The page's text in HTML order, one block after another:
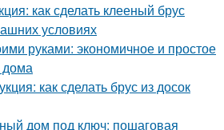
как сделать клееный брус
условиях
руками: экономичное и простое
как сделать брус из досок
дом под ключ: пошаговая